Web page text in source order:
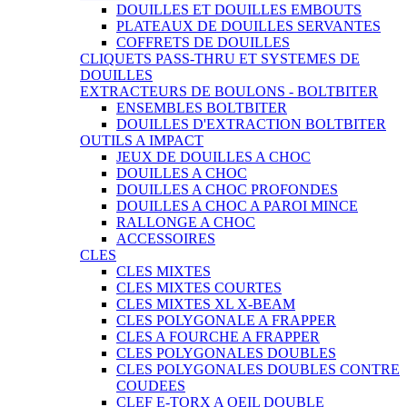
DOUILLES ET DOUILLES EMBOUTS
PLATEAUX DE DOUILLES SERVANTES
COFFRETS DE DOUILLES
CLIQUETS PASS-THRU ET SYSTEMES DE
DOUILLES
EXTRACTEURS DE BOULONS - BOLTBITER
ENSEMBLES BOLTBITER
DOUILLES D'EXTRACTION BOLTBITER
OUTILS A IMPACT
JEUX DE DOUILLES A CHOC
DOUILLES A CHOC
DOUILLES A CHOC PROFONDES
DOUILLES A CHOC A PAROI MINCE
RALLONGE A CHOC
ACCESSOIRES
CLES
CLES MIXTES
CLES MIXTES COURTES
CLES MIXTES XL X-BEAM
CLES POLYGONALE A FRAPPER
CLES A FOURCHE A FRAPPER
CLES POLYGONALES DOUBLES
CLES POLYGONALES DOUBLES CONTRE
COUDEES
CLEF E-TORX A OEIL DOUBLE